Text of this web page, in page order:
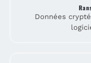
Données